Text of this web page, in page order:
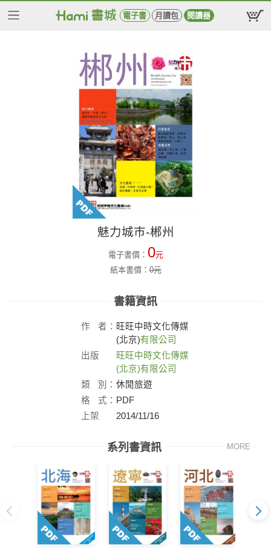
電子書 月讀包 閱讀器
魅力城巿-郴州
電子書價： 0元
紙本書價：0元
書籍資訊
作 者： 旺旺中時文化傳媒
(北京)有限公司
出版
旺旺中時文化傳媒
(北京)有限公司
類
別： 休閒旅遊
格
式： PDF
上架
2014/11/16
系列書資訊 MORE